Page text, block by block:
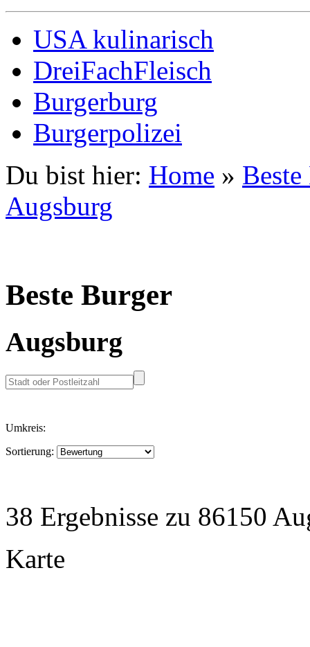
USA kulinarisch
DreiFachFleisch
Burgerburg
Burgerpolizei
Du bist hier: Home »
Augsburg
Beste Burger
Augsburg
Umkreis:
Sortierung:
38 Ergebnisse zu 86150
Karte